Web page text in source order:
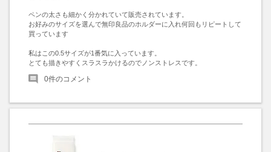
ペンの太さも細かく分かれていて販売されています。
お好みのサイズを選んで無印良品のホルダーに入れ何回もリピートして
買っています
私はこの0.5サイズが1番気に入っています。
とても描きやすくスラスラかけるのでノンストレスです。
0件のコメント